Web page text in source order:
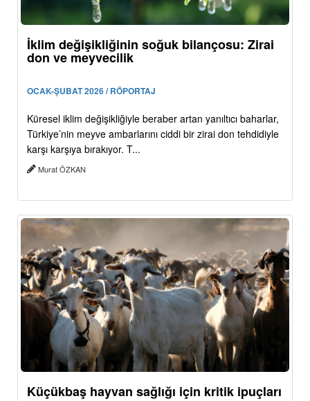
İklim değişikliğinin soğuk bilançosu: Zirai
don ve meyvecilik
OCAK-ŞUBAT 2026 / RÖPORTAJ
Küresel iklim değişikliğiyle beraber artan yanıltıcı baharlar,
Türkiye’nin meyve ambarlarını ciddi bir zirai don tehdidiyle
karşı karşıya bırakıyor. T...
Murat ÖZKAN
Küçükbaş hayvan sağlığı için kritik ipuçları